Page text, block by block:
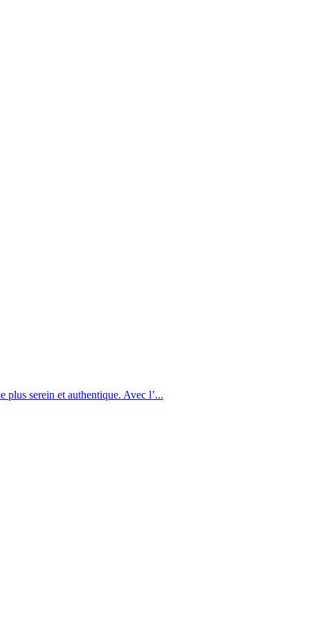
plus serein et authentique. Avec l’...